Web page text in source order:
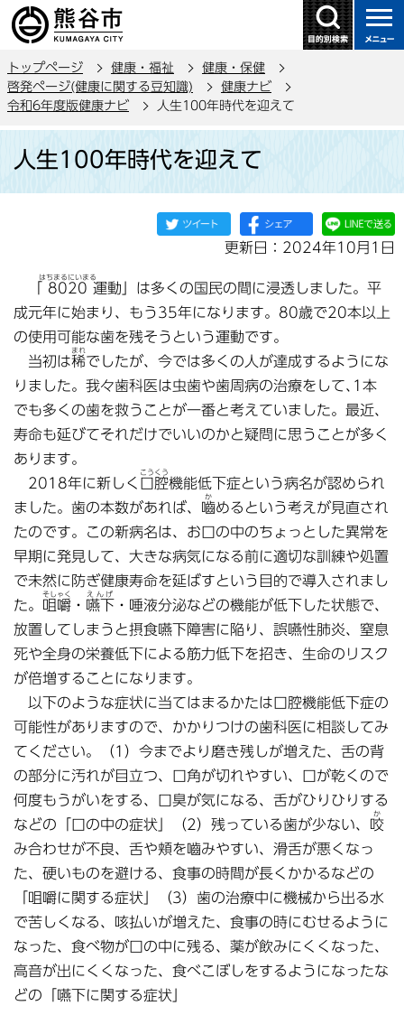
の
ー
ジ
で
トップページ 健康・福祉
健康・保健
啓発ページ(健康に関する豆知識)
健康ナビ
令和6年度版健康ナビ
人生100年時代を迎えて
人生100年時代を迎えて
更新日：2024年10月1日
8020
はちまるにいまる
運動」は多くの国民の間に浸透しました。平
成元年に始まり、もう35年になります。80歳で20本以上
の使用可能な歯を残そうという運動です。
当初は稀
まれ
でしたが、今では多くの人が達成するようにな
りました。我々歯科医は虫歯や歯周病の治療をして､1本
でも多くの歯を救うことが一番と考えていました。最近、
寿命も延びてそれだけでいいのかと疑問に思うことが多く
あります。
2018年に新しく 口腔
こうくう
機能低下症という病名が認められ
ました。歯の本数があれば、
嚙
か
めるという考えが見直され
たのです。この新病名は、お口の中のちょっとした異常を
早期に発見して、大きな病気になる前に適切な訓練や処置
で未然に防ぎ健康寿命を延ばすという目的で導入されまし
た。
咀嚼
そしゃく
・ 嚥下
えんげ
・唾液分泌などの機能が低下した状態で、
放置してしまうと摂食嚥下障害に陥り、誤嚥性肺炎、窒息
死や全身の栄養低下による筋力低下を招き、生命のリスク
が倍増することになります。
以下のような症状に当てはまるかたは口腔機能低下症の
可能性がありますので、かかりつけの歯科医に相談してみ
てください。（1）今までより磨き残しが増えた、舌の背
の部分に汚れが目立つ、口角が切れやすい、口が乾くので
何度もうがいをする、口臭が気になる、舌がひりひりする
などの「口の中の症状」（2）残っている歯が少ない、
咬
か
み合わせが不良、舌や頬を嚙みやすい、滑舌が悪くなっ
た、硬いものを避ける、食事の時間が長くかかるなどの
「咀嚼に関する症状」（3）歯の治療中に機械から出る水
で苦しくなる、咳払いが増えた、食事の時にむせるように
なった、食べ物が口の中に残る、薬が飲みにくくなった、
高音が出にくくなった、食べこぼしをするようになったな
どの「嚥下に関する症状」